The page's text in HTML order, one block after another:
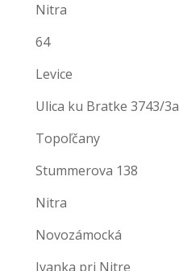
Nitra
64
Levice
Ulica ku Bratke 3743/3a
Topoľčany
Stummerova 138
Nitra
Novozámocká
Ivanka pri Nitre